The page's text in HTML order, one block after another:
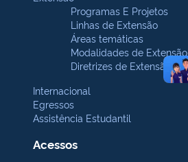
Programas E Projetos
Linhas de Extensão
Áreas temáticas
Modalidades de Extensão
Diretrizes de Extensão
Internacional
Egressos
Assistência Estudantil
Acessos